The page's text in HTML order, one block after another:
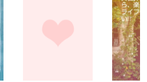
』🐥
は、なぜか想像以上に甘く